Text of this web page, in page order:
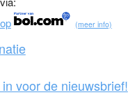
b
e (meer info)
voor de nieuwsbrief!